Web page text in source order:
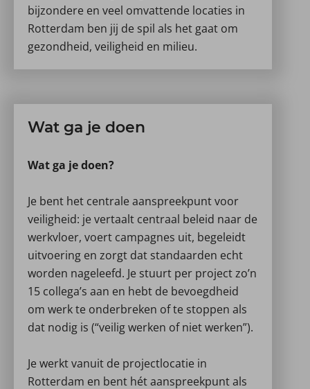
bijzondere en veel omvattende locaties in
Rotterdam ben jij de spil als het gaat om
gezondheid, veiligheid en milieu.
Wat ga je doen
Wat ga je doen?
Je bent het centrale aanspreekpunt voor
veiligheid: je vertaalt centraal beleid naar de
werkvloer, voert campagnes uit, begeleidt
uitvoering en zorgt dat standaarden echt
worden nageleefd. Je stuurt per project zo’n
15 collega’s aan en hebt de bevoegdheid
om werk te onderbreken of te stoppen als
dat nodig is (“veilig werken of niet werken”).
Je werkt vanuit de projectlocatie in
Rotterdam en bent hét aanspreekpunt als